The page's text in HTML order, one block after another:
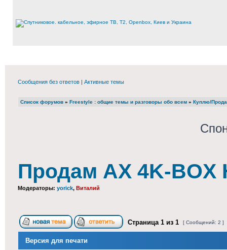
Сообщения без ответов | Активные темы
Список форумов » Freestyle : общие темы и разговоры обо всем » Куплю/
Продам AX 4K-BOX
Модераторы: yorick, Виталий
Страница 1 из 1 [ Сообщений: 2 ]
Версия для печати